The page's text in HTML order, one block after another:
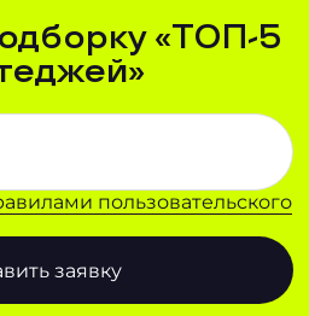
«ТОП-5
пользовательского